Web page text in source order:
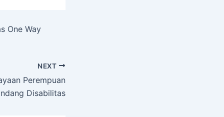
One Way
NEXT
Perempuan
Disabilitas